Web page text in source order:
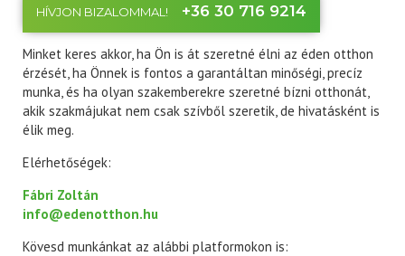
HÍVJON BIZALOMMAL! +36 30 716 9214
Minket keres akkor, ha Ön is át szeretné élni az éden otthon
érzését, ha Önnek is fontos a garantáltan minőségi, precíz
munka, és ha olyan szakemberekre szeretné bízni otthonát,
akik szakmájukat nem csak szívből szeretik, de hivatásként is
élik meg.
Elérhetőségek:
Fábri Zoltán
info@edenotthon.hu
Kövesd munkánkat az alábbi platformokon is: